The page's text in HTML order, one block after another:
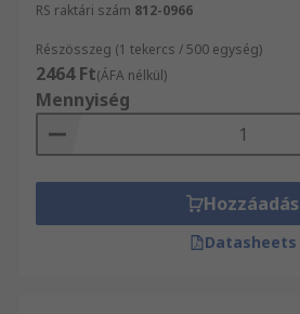
RS raktári szám 812-0966
Részösszeg (1 tekercs / 500 egység)
2464 Ft(ÁFA nélkül)
Mennyiség
Hozzáadás
Datasheets